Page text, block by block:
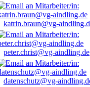
katrin.braun@vg-
peter.christ@vg-aindling.de
datenschutz@vg-